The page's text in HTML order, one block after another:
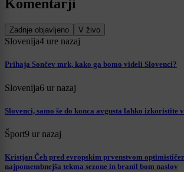
Komentarji
Zadnje objavljeno V živo
Slovenija4 ure nazaj
Prihaja Sončev mrk, kako ga bomo videli Slovenci?
Slovenija6 ur nazaj
Slovenci, samo še do konca avgusta lahko izkoristite
Šport9 ur nazaj
Kristjan Čeh pred evropskim prvenstvom
najpomembnejša tekma sezone in branil bom naslov